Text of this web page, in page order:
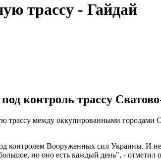
трассу - Гайдай
контроль трассу
трассу между оккупированными городами
контролем Вооруженных сил Украины. И
но оно есть каждый день", - отметил